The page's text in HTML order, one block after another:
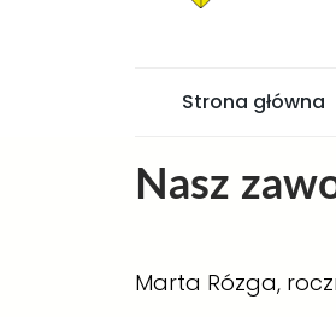
Strona główna
Nasz
Marta Rózga,